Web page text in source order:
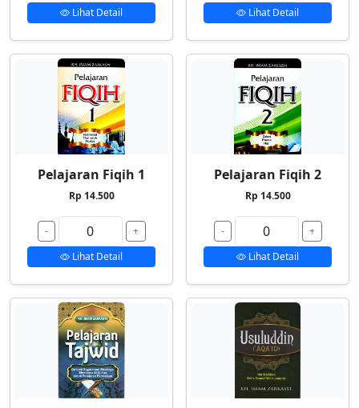
Lihat Detail
Lihat Detail
Pelajaran Fiqih 1
Rp 14.500
-
+
Lihat Detail
Pelajaran Fiqih 2
Rp 14.500
-
+
Lihat Detail